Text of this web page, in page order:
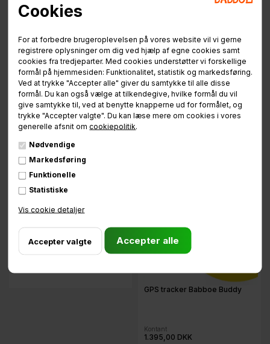
Cookies
For at forbedre brugeroplevelsen på vores website vil vi gerne
registrere oplysninger om dig ved hjælp af egne cookies samt
cookies fra tredjeparter. Med cookies understøtter vi forskellige
formål på hjemmesiden: Funktionalitet, statistik og markedsføring.
Ved at trykke "Accepter alle" giver du samtykke til alle disse
formål. Du kan også vælge at tilkendegive, hvilke formål du vil
give samtykke til, ved at benytte knapperne ud for formålet, og
trykke "Accepter valgte". Du kan læse mere om cookies i vores
generelle afsnit omcookiepolitik.
Nødvendige
Markedsføring
Funktionelle
Statistiske
Vis cookie detaljer
Digital Mit-ID dåbsattest
Kontant
95,00 DKK
Ekstra betaling
Kontant
100,00 DKK
GPS tracker Babboe Buddy
Kontant
1.395,00 DKK